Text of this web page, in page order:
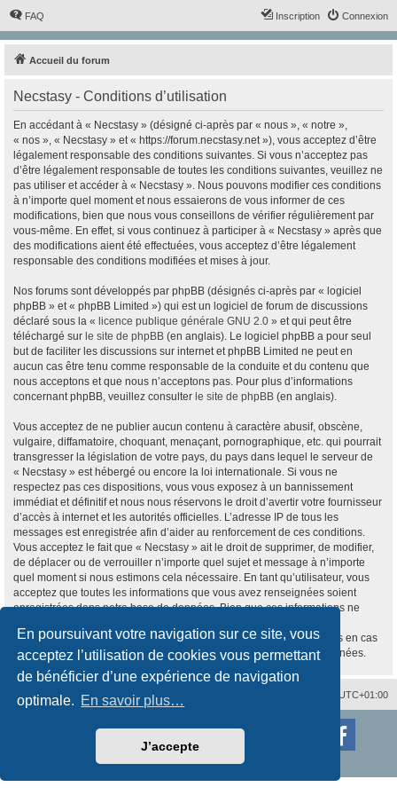
En poursuivant votre navigation sur ce site, vous
acceptez l’utilisation de cookies vous permettant
de bénéficier d’une expérience de navigation
optimale. En savoir plus…
J’accepte
FAQ Connexion
Inscription
Accueil du forum
Necstasy - Conditions d’utilisation
En accédant à « Necstasy » (désigné ci-après par « nous », « notre »,
« nos », « Necstasy » et « https://forum.necstasy.net »), vous acceptez d’être
légalement responsable des conditions suivantes. Si vous n’acceptez pas
d’être légalement responsable de toutes les conditions suivantes, veuillez ne
pas utiliser et accéder à « Necstasy ». Nous pouvons modifier ces conditions
à n’importe quel moment et nous essaierons de vous informer de ces
modifications, bien que nous vous conseillons de vérifier régulièrement par
vous-même. En effet, si vous continuez à participer à « Necstasy » après que
des modifications aient été effectuées, vous acceptez d’être légalement
responsable des conditions modifiées et mises à jour.
Nos forums sont développés par phpBB (désignés ci-après par « logiciel
phpBB » et « phpBB Limited ») qui est un logiciel de forum de discussions
déclaré sous la « licence publique générale GNU 2.0 » et qui peut être
téléchargé sur le site de phpBB (en anglais). Le logiciel phpBB a pour seul
but de faciliter les discussions sur internet et phpBB Limited ne peut en
aucun cas être tenu comme responsable de la conduite et du contenu que
nous acceptons et que nous n’acceptons pas. Pour plus d’informations
concernant phpBB, veuillez consulter le site de phpBB (en anglais).
Vous acceptez de ne publier aucun contenu à caractère abusif, obscène,
vulgaire, diffamatoire, choquant, menaçant, pornographique, etc. qui pourrait
transgresser la législation de votre pays, du pays dans lequel le serveur de
« Necstasy » est hébergé ou encore la loi internationale. Si vous ne
respectez pas ces dispositions, vous vous exposez à un bannissement
immédiat et définitif et nous nous réservons le droit d’avertir votre fournisseur
d’accès à internet et les autorités officielles. L’adresse IP de tous les
messages est enregistrée afin d’aider au renforcement de ces conditions.
Vous acceptez le fait que « Necstasy » ait le droit de supprimer, de modifier,
de déplacer ou de verrouiller n’importe quel sujet et message à n’importe
quel moment si nous estimons cela nécessaire. En tant qu’utilisateur, vous
acceptez que toutes les informations que vous avez renseignées soient
enregistrées dans notre base de données. Bien que ces informations ne
« Necstasy », ni phpBB, ne pourront être tenus comme responsables en cas
de tentative de piratage informatique visant à compromettre vos données.
UTC+01:00
Supprimer les cookies
Nous contacter
2017
Conditions